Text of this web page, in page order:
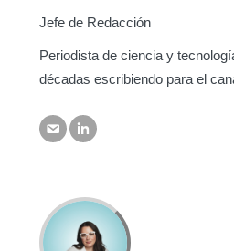
Jefe de Redacción
Periodista de ciencia y
décadas escribiendo para el